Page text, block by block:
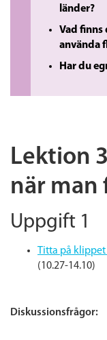
länder?
Vad finns
använda
Har du
Lektion
när man
Uppgift 1
Titta på klippet
(10.27-14.10)
Diskussionsfrågor: